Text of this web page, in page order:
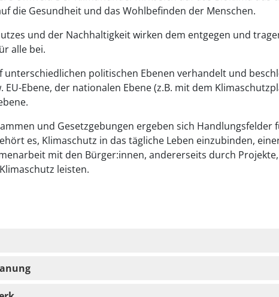
die Gesundheit und das Wohlbefinden der Menschen.
und der Nachhaltigkeit wirken dem entgegen und
alle bei.
unterschiedlichen politischen Ebenen verhandelt und
Ebene, der nationalen Ebene (z.B. mit dem
und Gesetzgebungen ergeben sich Handlungsfelder
es, Klimaschutz in das tägliche Leben einzubinden,
mit den Bürger:innen, andererseits durch
leisten.